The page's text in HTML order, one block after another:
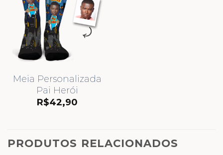
Meia Personalizada
Pai Herói
R$42,90
PRODUTOS RELACIONADOS